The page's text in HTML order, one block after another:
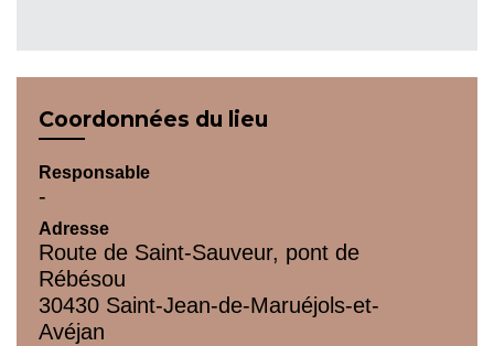
Coordonnées du lieu
Responsable
-
Adresse
Route de Saint-Sauveur, pont de
Rébésou
30430 Saint-Jean-de-Maruéjols-et-
Avéjan